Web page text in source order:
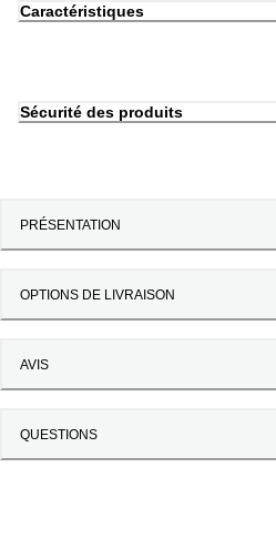
Caractéristiques
Sécurité des produits
PRÉSENTATION
OPTIONS DE LIVRAISON
AVIS
QUESTIONS